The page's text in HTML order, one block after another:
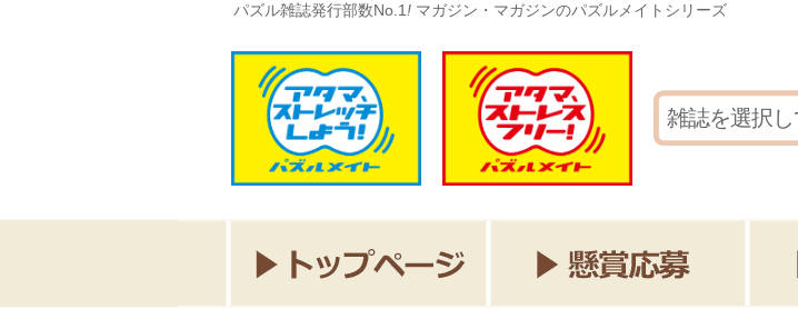
パズル雑誌発行部数No.1 ! マガジン・マガジンのパズルメイトシリーズ